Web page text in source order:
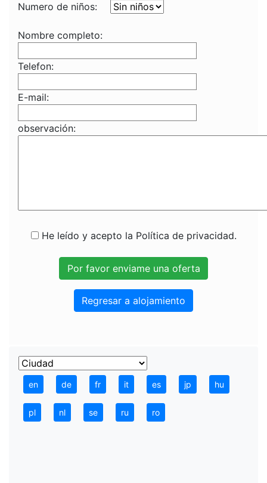
Numero de niños:
Nombre completo:
Telefon:
E-mail:
observación:
He leído y acepto la Política de privacidad.
Regresar a alojamiento
en de fr it es jp hu
pl nl se ru ro